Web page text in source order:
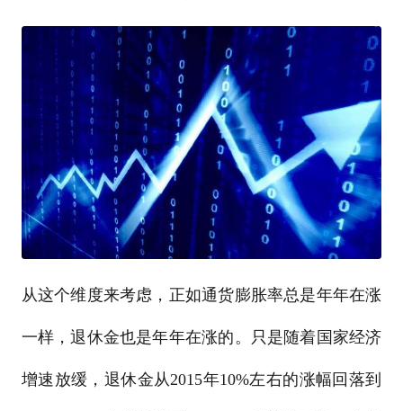
从这个维度来考虑，正如通货膨胀率总是年年在涨
一样，退休金也是年年在涨的。只是随着国家经济
增速放缓，退休金从2015年10%左右的涨幅回落到